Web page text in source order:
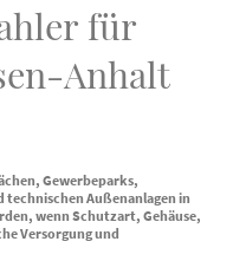
für
Anhalt
Gewerbeparks,
technischen Außenanlagen in
wenn Schutzart, Gehäuse,
Versorgung und